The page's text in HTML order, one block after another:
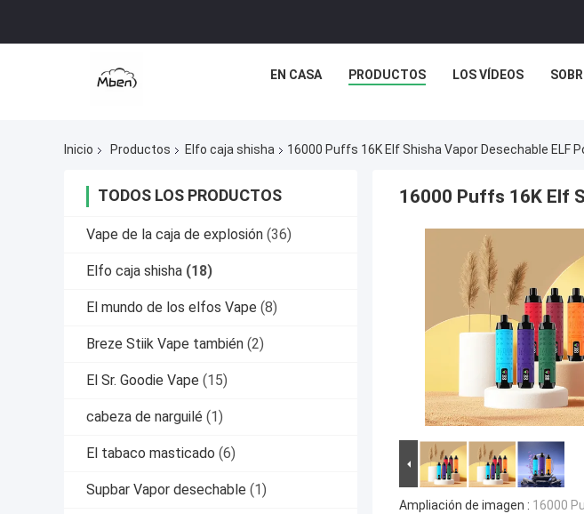
EN CASA PRODUCTOS LOS VÍDEOS
Inicio Productos Elfo caja shisha 16000 Puffs 16K Elf Shisha Vapor Desechable ELF
TODOS LOS PRODUCTOS
Vape de la caja de explosión (36)
Elfo caja shisha (18)
El mundo de los elfos Vape (8)
Breze Stiik Vape también (2)
El Sr. Goodie Vape (15)
cabeza de narguilé (1)
El tabaco masticado (6)
Supbar Vapor desechable (1)
16000 Puffs 16K Elf
Ampliación de imagen : 16000